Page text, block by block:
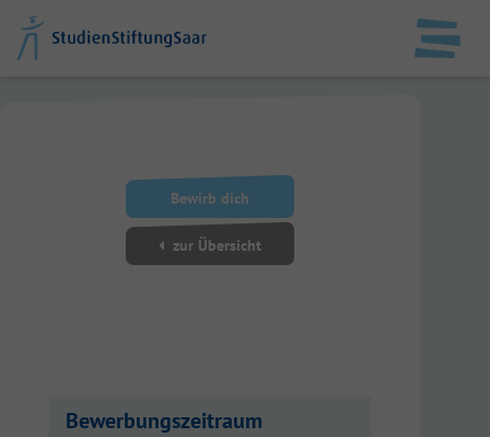
StudienStiftungSaar
Datenschutz
Bewirb dich
zur Übersicht
Bewerbungszeitraum